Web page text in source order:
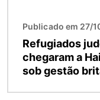
Publicado em 27/
Refugiados
chegaram a
sob gestão